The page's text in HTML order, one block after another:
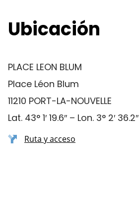
Ubicación
PLACE LEON BLUM
Place Léon Blum
11210 PORT-LA-NOUVELLE
Lat. 43° 1′ 19.6″ – Lon. 3° 2′ 36.2″
Ruta y acceso